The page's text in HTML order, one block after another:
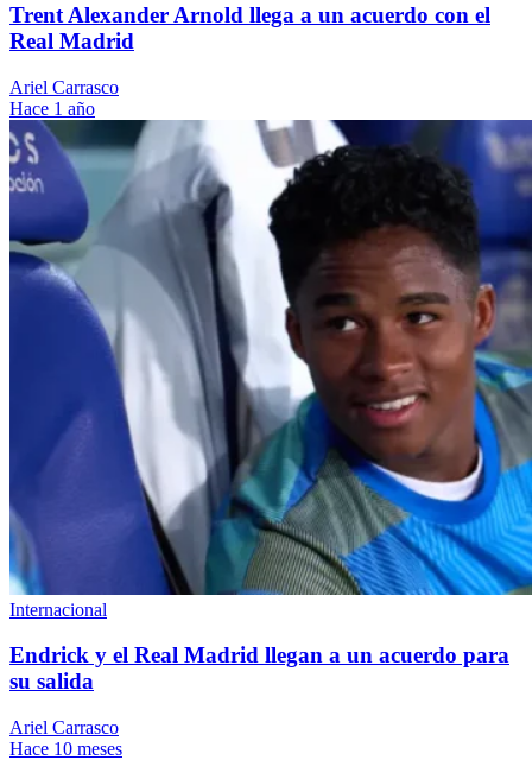
Trent Alexander Arnold llega a un acuerdo con el
Real Madrid
Ariel Carrasco
Hace 1 año
Internacional
Endrick y el Real Madrid llegan a un acuerdo para
su salida
Ariel Carrasco
Hace 10 meses